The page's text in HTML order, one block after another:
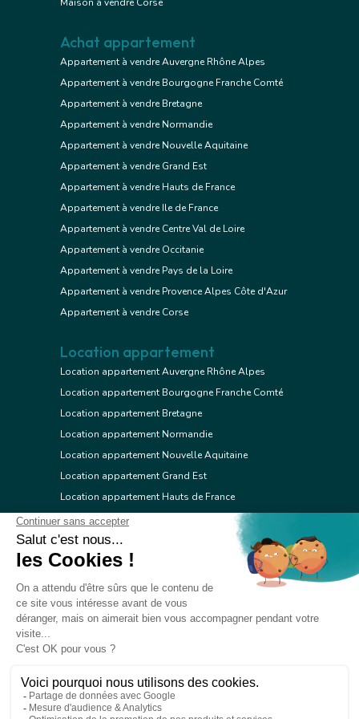
Achat appartement
Appartement à vendre Auvergne Rhône Alpes
Appartement à vendre Bourgogne Franche Comté
Appartement à vendre Bretagne
Appartement à vendre Normandie
Appartement à vendre Nouvelle Aquitaine
Appartement à vendre Grand Est
Appartement à vendre Hauts de France
Appartement à vendre Ile de France
Appartement à vendre Centre Val de Loire
Appartement à vendre Occitanie
Appartement à vendre Pays de la Loire
Appartement à vendre Provence Alpes Côte d'Azur
Appartement à vendre Corse
Location appartement
Location appartement Auvergne Rhône Alpes
Location appartement Bourgogne Franche Comté
Location appartement Bretagne
Location appartement Normandie
Location appartement Nouvelle Aquitaine
Location appartement Grand Est
Location appartement Hauts de France
Location appartement Ile de France
Location appartement Centre Val de Loire
Location appartement Occitanie
Location appartement Provence Alpes Côte d'Azur
Location appartement Corse